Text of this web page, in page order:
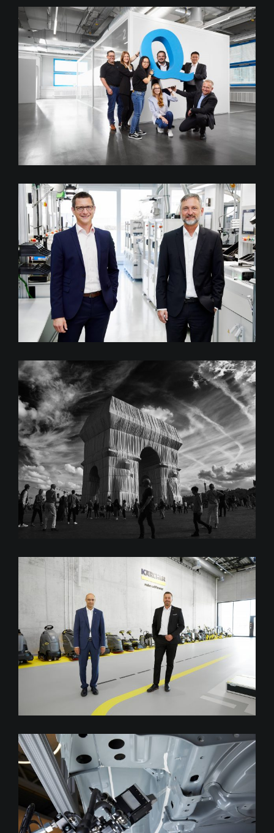
Festo Q-People
red. Porträts bei Kübler,
Villingen-Schwenningen
L’Arc de Triomphe, Wrapped
red. Porträts bei Kärcher,
Winnenden
Atlas Copco IDDA.Seal